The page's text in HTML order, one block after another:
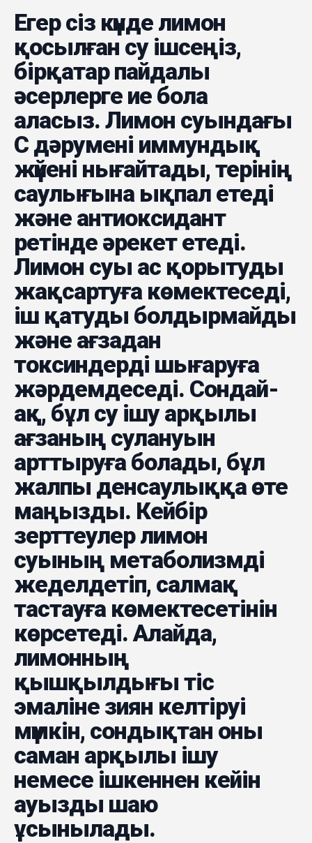
Егер сіз күнде лимон
қосылған су ішсеңіз,
бірқатар пайдалы
әсерлерге ие бола
аласыз. Лимон суындағы
С дәрумені иммундық
жүйені нығайтады, терінің
саулығына ықпал етеді
және антиоксидант
ретінде әрекет етеді.
Лимон суы ас қорытуды
жақсартуға көмектеседі,
іш қатуды болдырмайды
және ағзадан
токсиндерді шығаруға
жәрдемдеседі. Сондай-
ақ, бұл су ішу арқылы
ағзаның сулануын
арттыруға болады, бұл
жалпы денсаулыққа өте
маңызды. Кейбір
зерттеулер лимон
суының метаболизмді
жеделдетіп, салмақ
тастауға көмектесетінін
көрсетеді. Алайда,
лимонның
қышқылдығы тіс
эмаліне зиян келтіруі
мүмкін, сондықтан оны
саман арқылы ішу
немесе ішкеннен кейін
ауызды шаю
ұсынылады.